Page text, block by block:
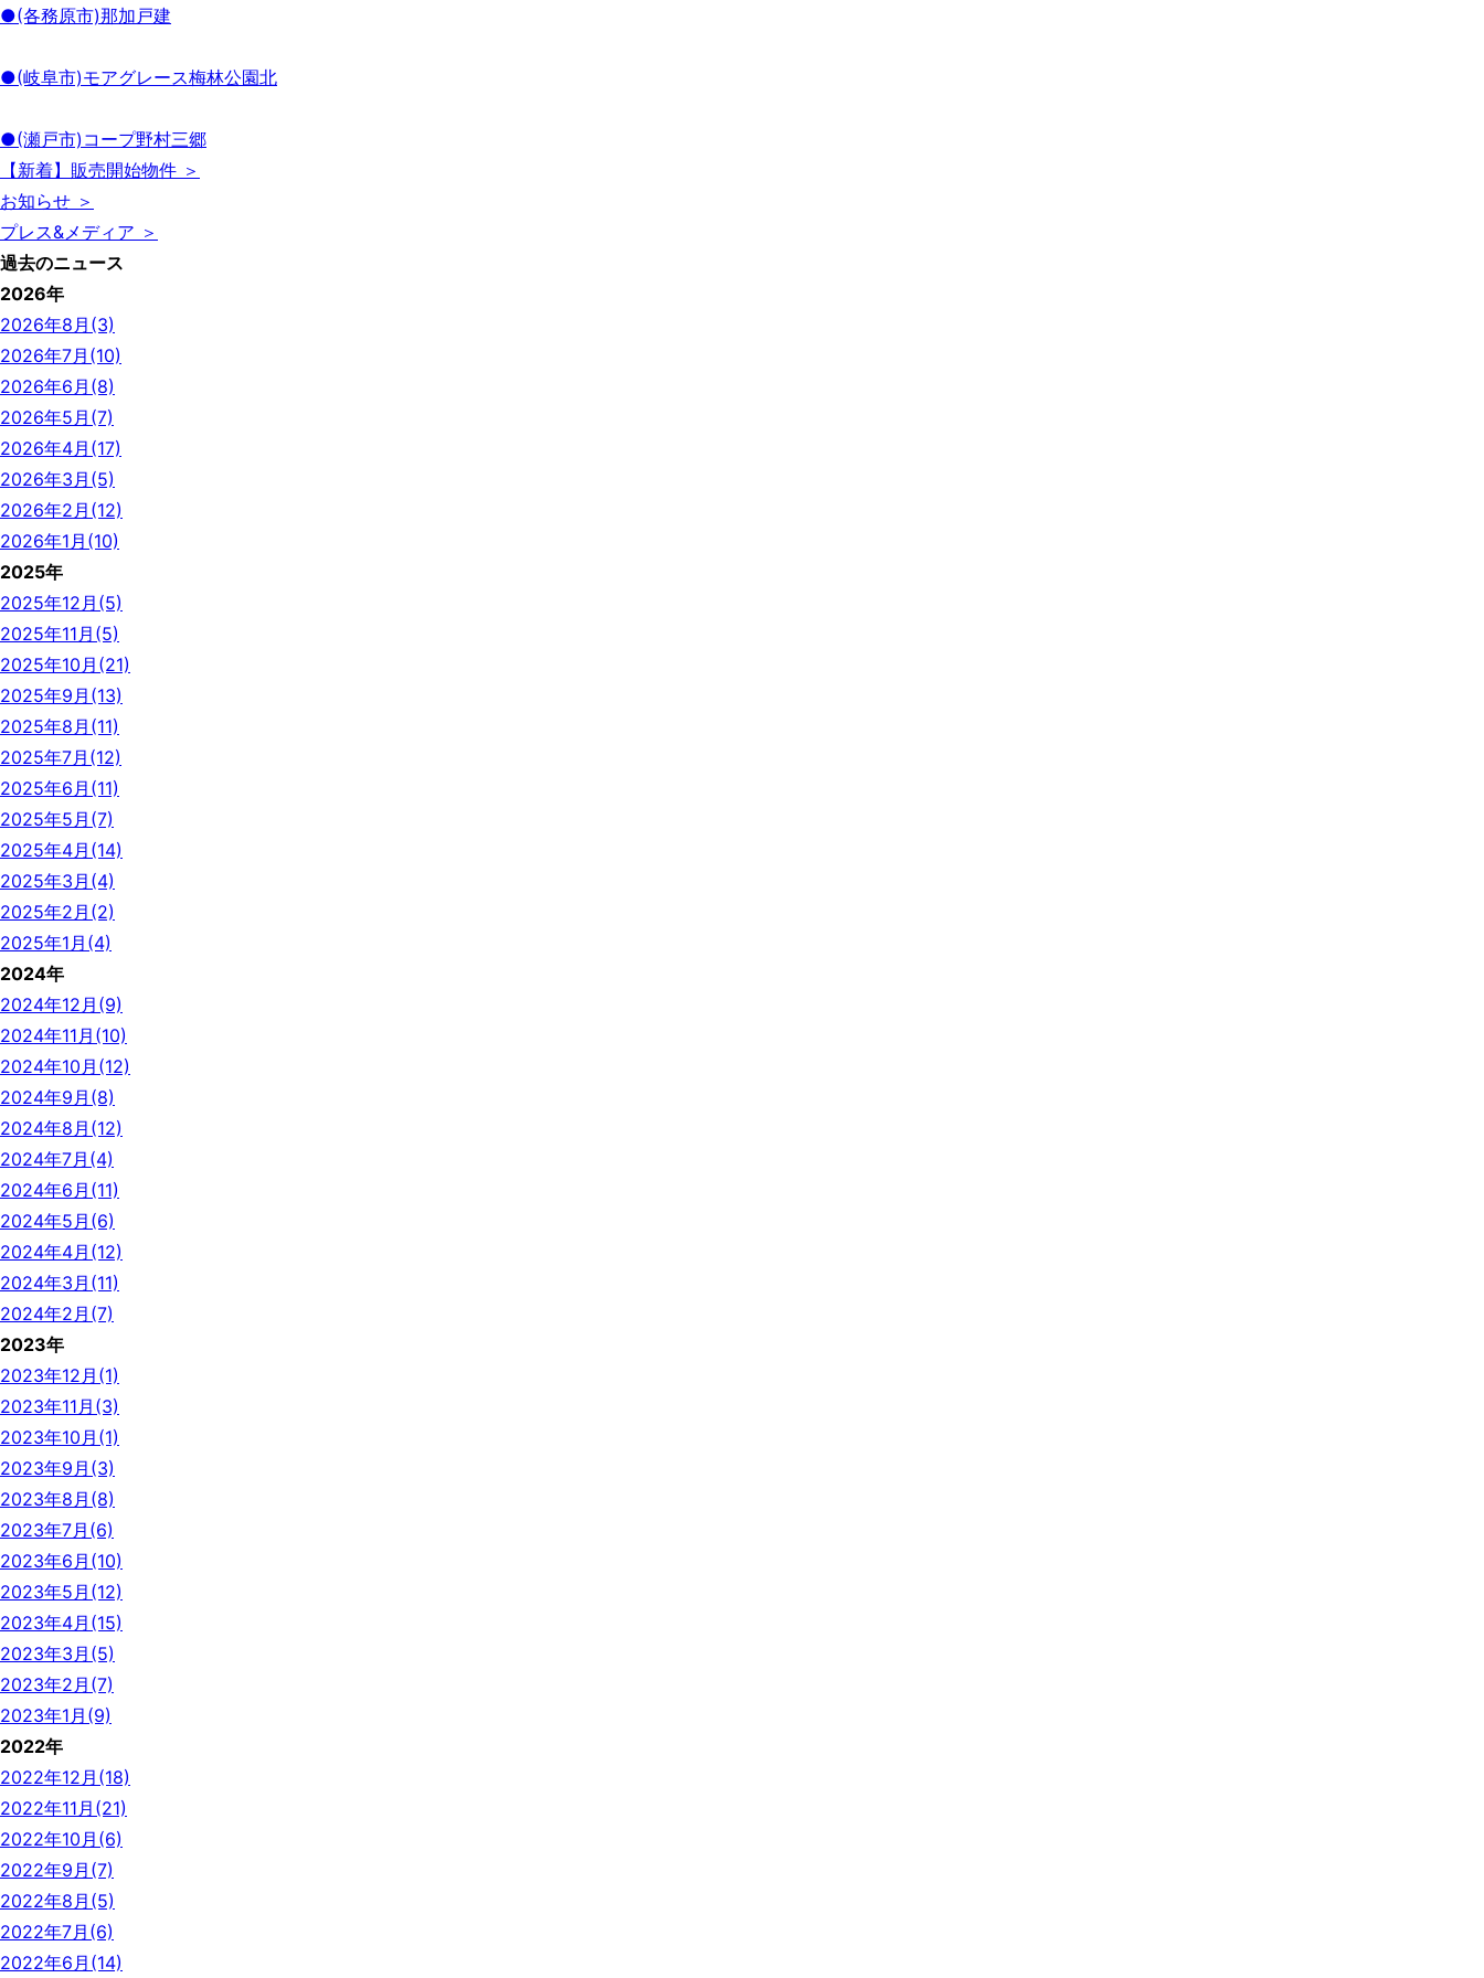
●(各務原市)那加戸建
●(岐阜市)モアグレース梅林公園北
●(瀬戸市)コープ野村三郷
【新着】販売開始物件 ＞
お知らせ ＞
プレス&メディア ＞
過去のニュース
2026年
2026年8月(3)
2026年7月(10)
2026年6月(8)
2026年5月(7)
2026年4月(17)
2026年3月(5)
2026年2月(12)
2026年1月(10)
2025年
2025年12月(5)
2025年11月(5)
2025年10月(21)
2025年9月(13)
2025年8月(11)
2025年7月(12)
2025年6月(11)
2025年5月(7)
2025年4月(14)
2025年3月(4)
2025年2月(2)
2025年1月(4)
2024年
2024年12月(9)
2024年11月(10)
2024年10月(12)
2024年9月(8)
2024年8月(12)
2024年7月(4)
2024年6月(11)
2024年5月(6)
2024年4月(12)
2024年3月(11)
2024年2月(7)
2023年
2023年12月(1)
2023年11月(3)
2023年10月(1)
2023年9月(3)
2023年8月(8)
2023年7月(6)
2023年6月(10)
2023年5月(12)
2023年4月(15)
2023年3月(5)
2023年2月(7)
2023年1月(9)
2022年
2022年12月(18)
2022年11月(21)
2022年10月(6)
2022年9月(7)
2022年8月(5)
2022年7月(6)
2022年6月(14)